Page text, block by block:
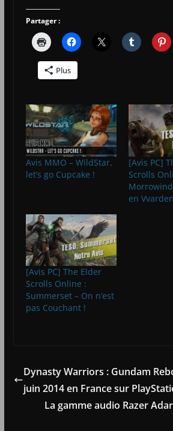
Partager :
Plus
Avis MMO – WildStar,
let’s go Cupcake !
[Avis PC]
Scrolls
en
[Avis PC] The Elder
Scrolls Online :
Summerset – On n’est
pas Couchant !
Dynasty Warriors : Gundam
juin 2014 en France sur
La gamme audio Razer